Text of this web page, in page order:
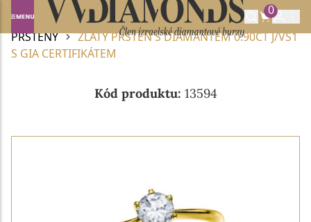
0
Domů DIAMANTOVÉ ŠPERKY
DIAMANTOVÉ
PRSTENY
ZLATÝ PRSTEN S DIAMANTEM 0.90CT J/VS1
S GIA CERTIFIKÁTEM
Kód produktu: 13594